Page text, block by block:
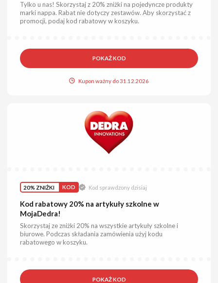
Tylko u nas! Skorzystaj z 20% zniżki na pojedyncze produkty
marki nappa. Rabat nie dotyczy zestawów. Aby skorzystać z
promocji, podaj kod rabatowy w koszyku.
POKAŻ KOD
Kupon ważny do 31.12.2026
20% ZNIŻKI KOD Kod sprawdzony dzisiaj
Kod rabatowy 20% na artykuły szkolne w
MojaDedra!
Skorzystaj ze zniżki 20% na wszystkie artykuły szkolne i
biurowe. Podczas składania zamówienia użyj kodu
rabatowego w koszyku.
POKAŻ KOD